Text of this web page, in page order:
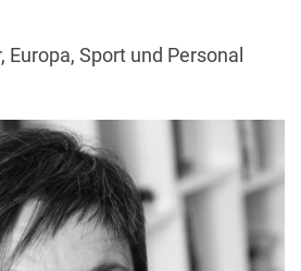
Sport und Personal